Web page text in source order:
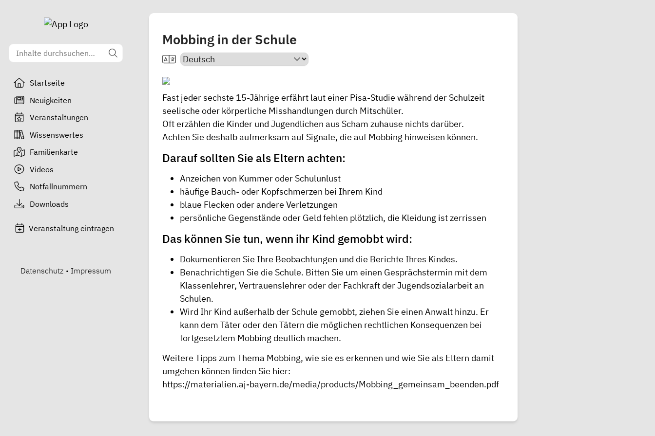
Startseite
Neuigkeiten
Veranstaltungen
Wissenswertes
Familienkarte
Videos
Notfallnummern
Downloads
Veranstaltung eintragen
Datenschutz • Impressum
Mobbing in der Schule
Fast jeder sechste 15-Jährige erfährt laut einer Pisa-Studie während der Schulzeit
seelische oder körperliche Misshandlungen durch Mitschüler.
Oft erzählen die Kinder und Jugendlichen aus Scham zuhause nichts darüber.
Achten Sie deshalb aufmerksam auf Signale, die auf Mobbing hinweisen können.
Darauf sollten Sie als Eltern achten:
Anzeichen von Kummer oder Schulunlust
häufige Bauch- oder Kopfschmerzen bei Ihrem Kind
blaue Flecken oder andere Verletzungen
persönliche Gegenstände oder Geld fehlen plötzlich, die Kleidung ist zerrissen
Das können Sie tun, wenn ihr Kind gemobbt wird:
Dokumentieren Sie Ihre Beobachtungen und die Berichte Ihres Kindes.
Benachrichtigen Sie die Schule. Bitten Sie um einen Gesprächstermin mit dem
Klassenlehrer, Vertrauenslehrer oder der Fachkraft der Jugendsozialarbeit an
Schulen.
Wird Ihr Kind außerhalb der Schule gemobbt, ziehen Sie einen Anwalt hinzu. Er
kann dem Täter oder den Tätern die möglichen rechtlichen Konsequenzen bei
fortgesetztem Mobbing deutlich machen.
Weitere Tipps zum Thema Mobbing, wie sie es erkennen und wie Sie als Eltern damit
umgehen können finden Sie hier:
https://materialien.aj-bayern.de/media/products/Mobbing_gemeinsam_beenden.pdf